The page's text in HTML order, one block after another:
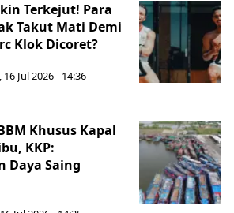
Terkejut! Para
Takut Mati Demi
Klok Dicoret?
16 Jul 2026 - 14:36
Khusus Kapal
KKP:
Daya Saing